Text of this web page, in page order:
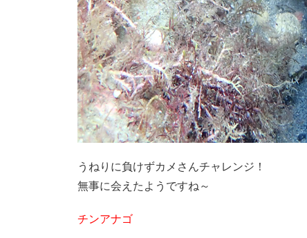
うねりに負けずカメさんチャレンジ！
無事に会えたようですね～
チンアナゴ